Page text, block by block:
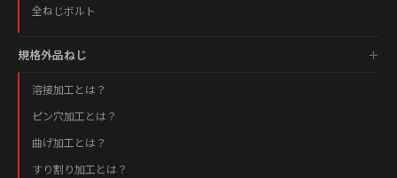
全ねじボルト
規格外品ねじ
溶接加工とは？
ピン穴加工とは？
曲げ加工とは？
すり割り加工とは？